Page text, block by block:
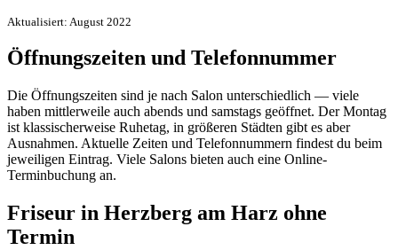
Aktualisiert: August 2022
Öffnungszeiten und Telefonnummer
Die Öffnungszeiten sind je nach Salon unterschiedlich — viele
haben mittlerweile auch abends und samstags geöffnet. Der Montag
ist klassischerweise Ruhetag, in größeren Städten gibt es aber
Ausnahmen. Aktuelle Zeiten und Telefonnummern findest du beim
jeweiligen Eintrag. Viele Salons bieten auch eine Online-
Terminbuchung an.
Friseur in Herzberg am Harz ohne
Termin